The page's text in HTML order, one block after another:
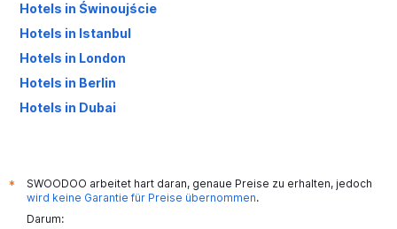
Hotels in Świnoujście
Hotels in Istanbul
Hotels in London
Hotels in Berlin
Hotels in Dubai
*
SWOODOO arbeitet hart daran, genaue Preise zu erhalten, jedoch
wird keine Garantie für Preise übernommen.
Darum: